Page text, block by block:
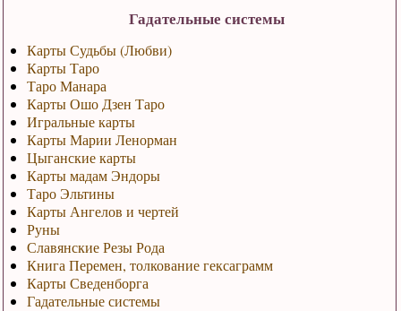
Гадательные системы
Карты Судьбы (Любви)
Карты Таро
Таро Манара
Карты Ошо Дзен Таро
Игральные карты
Карты Марии Ленорман
Цыганские карты
Карты мадам Эндоры
Таро Эльтины
Карты Ангелов и чертей
Руны
Славянские Резы Рода
Книга Перемен, толкование гексаграмм
Карты Сведенборга
Гадательные системы